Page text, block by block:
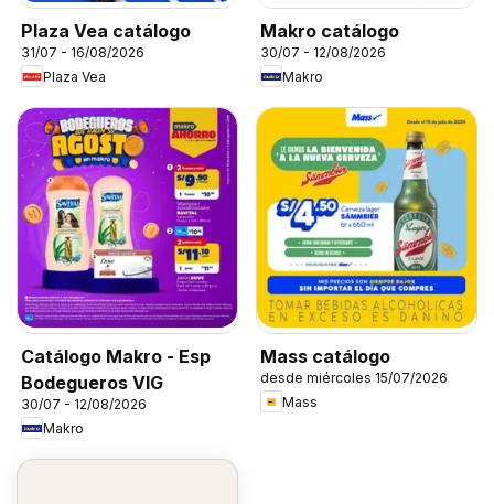
Plaza Vea catálogo
31/07 - 16/08/2026
Plaza Vea
Makro catálogo
30/07 - 12/08/2026
Makro
Catálogo Makro - Esp
Bodegueros VIG
30/07 - 12/08/2026
Makro
Mass catálogo
desde miércoles 15/07/2026
Mass